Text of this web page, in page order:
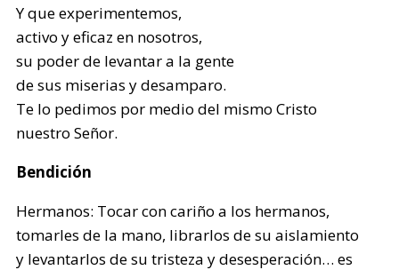
Y que experimentemos,
activo y eficaz en nosotros,
su poder de levantar a la gente
de sus miserias y desamparo.
Te lo pedimos por medio del mismo Cristo
nuestro Señor.
Bendición
Hermanos: Tocar con cariño a los hermanos,
tomarles de la mano, librarlos de su aislamiento
y levantarlos de su tristeza y desesperación… es